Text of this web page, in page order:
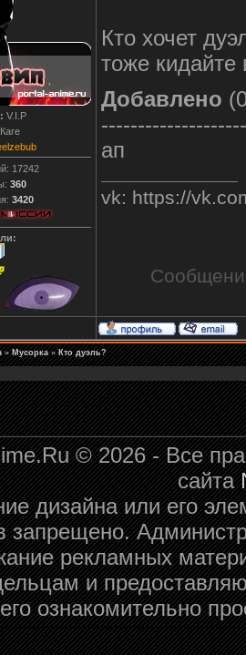
V.I.P
Каге
17242
360
3420
Кто хочет
тоже
Добавлено
ап
vk: https://
» Мусорка » Кто дуэль?
© 2026 - Все
сайта
дизайна или его
запрещено.
рекламных
и
ознакомительно